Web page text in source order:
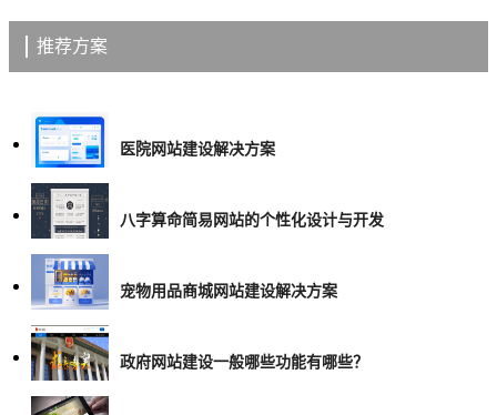
推荐方案
医院网站建设解决方案
八字算命简易网站的个性化设计与开发
宠物用品商城网站建设解决方案
政府网站建设一般哪些功能有哪些？